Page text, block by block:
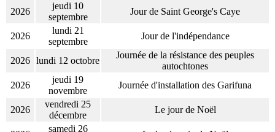
2026
jeudi 10
septembre
Jour de Saint George's Caye
2026
lundi 21
septembre
Jour de l'indépendance
2026 lundi 12 octobre
Journée de la résistance des peuples
autochtones
2026
jeudi 19
novembre
Journée d'installation des Garifuna
2026
vendredi 25
décembre
Le jour de Noël
samedi 26